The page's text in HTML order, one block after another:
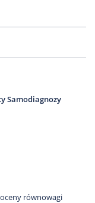
Samodiagnozy
równowagi